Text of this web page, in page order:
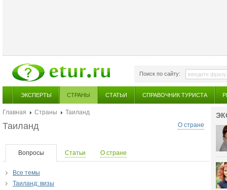
Поиск по сайту:
ЭКСПЕРТЫ СТРАНЫ СТАТЬИ СПРАВОЧНИК ТУРИСТА
Главная Страны
Таиланд
О стране
Таиланд
Вопросы Статьи О стране
Все темы
Таиланд: визы